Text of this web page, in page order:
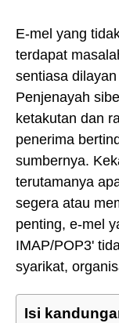
E-mel yang
terdapat
sentiasa
Penjenayah
ketakutan dan
penerima
sumbernya.
terutamanya
segera atau
penting, e-mel
IMAP/POP3'
syarikat,
Isi